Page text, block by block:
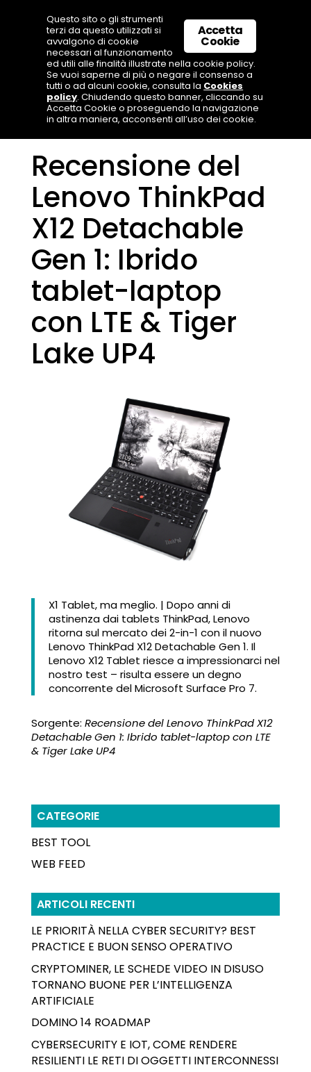
Recensione del
Lenovo ThinkPad
X12 Detachable
Gen 1: Ibrido
tablet-laptop
con LTE & Tiger
Lake UP4
X1 Tablet, ma meglio. | Dopo anni di
astinenza dai tablets ThinkPad, Lenovo
ritorna sul mercato dei 2-in-1 con il nuovo
Lenovo ThinkPad X12 Detachable Gen 1. Il
Lenovo X12 Tablet riesce a impressionarci nel
nostro test – risulta essere un degno
concorrente del Microsoft Surface Pro 7.
Sorgente: Recensione del Lenovo ThinkPad X12
Detachable Gen 1: Ibrido tablet-laptop con LTE
& Tiger Lake UP4
CATEGORIE
BEST TOOL
WEB FEED
ARTICOLI RECENTI
LE PRIORITÀ NELLA CYBER SECURITY? BEST
PRACTICE E BUON SENSO OPERATIVO
CRYPTOMINER, LE SCHEDE VIDEO IN DISUSO
TORNANO BUONE PER L’INTELLIGENZA
ARTIFICIALE
DOMINO 14 ROADMAP
CYBERSECURITY E IOT, COME RENDERE
RESILIENTI LE RETI DI OGGETTI INTERCONNESSI
Accetta
Cookie
Questo sito o gli strumenti
terzi da questo utilizzati si
avvalgono di cookie
necessari al funzionamento
ed utili alle finalità illustrate nella cookie policy.
Se vuoi saperne di più o negare il consenso a
tutti o ad alcuni cookie, consulta la Cookies
policy. Chiudendo questo banner, cliccando su
Accetta Cookie o proseguendo la navigazione
in altra maniera, acconsenti all’uso dei cookie.